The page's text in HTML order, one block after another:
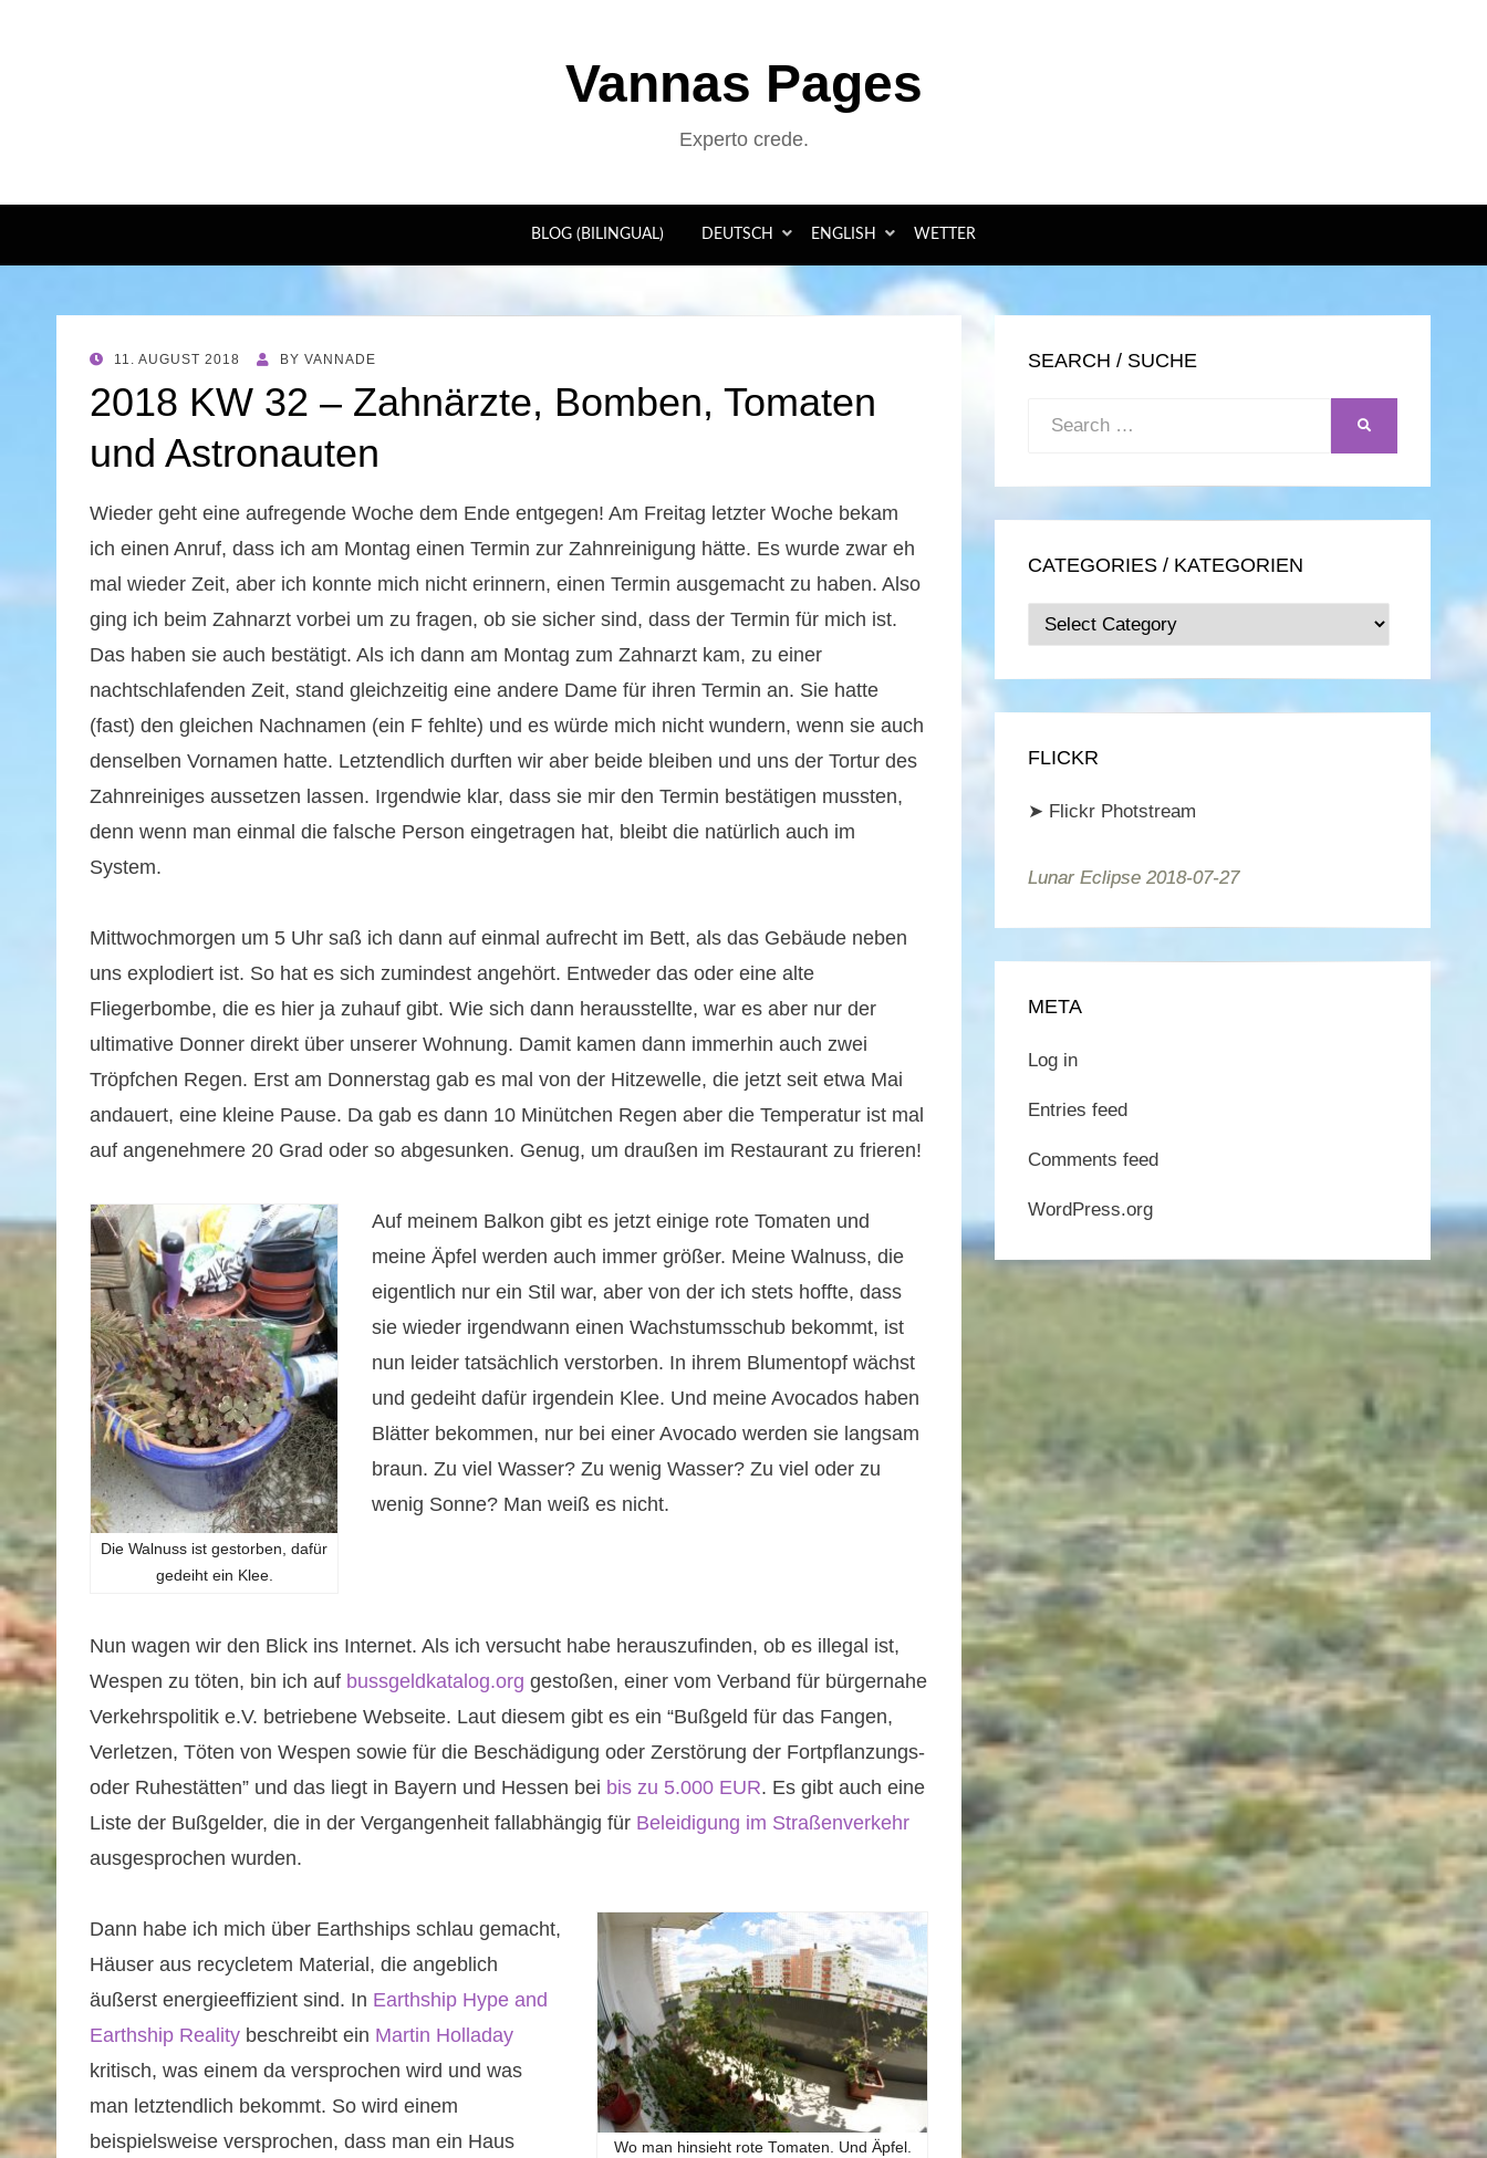
Vannas Pages
Experto crede.
BLOG (BILINGUAL) DEUTSCH ENGLISH WETTER
POSTED
11. AUGUST 2018 BY VANNADE
2018 KW 32 – Zahnärzte, Bomben, Tomaten
und Astronauten
Wieder geht eine aufregende Woche dem Ende entgegen! Am Freitag letzter Woche bekam
ich einen Anruf, dass ich am Montag einen Termin zur Zahnreinigung hätte. Es wurde zwar eh
mal wieder Zeit, aber ich konnte mich nicht erinnern, einen Termin ausgemacht zu haben. Also
ging ich beim Zahnarzt vorbei um zu fragen, ob sie sicher sind, dass der Termin für mich ist.
Das haben sie auch bestätigt. Als ich dann am Montag zum Zahnarzt kam, zu einer
nachtschlafenden Zeit, stand gleichzeitig eine andere Dame für ihren Termin an. Sie hatte
(fast) den gleichen Nachnamen (ein F fehlte) und es würde mich nicht wundern, wenn sie auch
denselben Vornamen hatte. Letztendlich durften wir aber beide bleiben und uns der Tortur des
Zahnreiniges aussetzen lassen. Irgendwie klar, dass sie mir den Termin bestätigen mussten,
denn wenn man einmal die falsche Person eingetragen hat, bleibt die natürlich auch im
System.
Mittwochmorgen um 5 Uhr saß ich dann auf einmal aufrecht im Bett, als das Gebäude neben
uns explodiert ist. So hat es sich zumindest angehört. Entweder das oder eine alte
Fliegerbombe, die es hier ja zuhauf gibt. Wie sich dann herausstellte, war es aber nur der
ultimative Donner direkt über unserer Wohnung. Damit kamen dann immerhin auch zwei
Tröpfchen Regen. Erst am Donnerstag gab es mal von der Hitzewelle, die jetzt seit etwa Mai
andauert, eine kleine Pause. Da gab es dann 10 Minütchen Regen aber die Temperatur ist mal
auf angenehmere 20 Grad oder so abgesunken. Genug, um draußen im Restaurant zu frieren!
Die Walnuss ist gestorben, dafür
gedeiht ein Klee.
Auf meinem Balkon gibt es jetzt einige rote Tomaten und
meine Äpfel werden auch immer größer. Meine Walnuss, die
eigentlich nur ein Stil war, aber von der ich stets hoffte, dass
sie wieder irgendwann einen Wachstumsschub bekommt, ist
nun leider tatsächlich verstorben. In ihrem Blumentopf wächst
und gedeiht dafür irgendein Klee. Und meine Avocados haben
Blätter bekommen, nur bei einer Avocado werden sie langsam
braun. Zu viel Wasser? Zu wenig Wasser? Zu viel oder zu
wenig Sonne? Man weiß es nicht.
Nun wagen wir den Blick ins Internet. Als ich versucht habe herauszufinden, ob es illegal ist,
Wespen zu töten, bin ich auf bussgeldkatalog.org gestoßen, einer vom Verband für bürgernahe
Verkehrspolitik e.V. betriebene Webseite. Laut diesem gibt es ein “Bußgeld für das Fangen,
Verletzen, Töten von Wespen sowie für die Beschädigung oder Zerstörung der Fortpflanzungs-
oder Ruhestätten” und das liegt in Bayern und Hessen bei bis zu 5.000 EUR. Es gibt auch eine
Liste der Bußgelder, die in der Vergangenheit fallabhängig für Beleidigung im Straßenverkehr
ausgesprochen wurden.
Wo man hinsieht rote Tomaten. Und Äpfel.
Dann habe ich mich über Earthships schlau gemacht,
Häuser aus recycletem Material, die angeblich
äußerst energieeffizient sind. In Earthship Hype and
Earthship Reality beschreibt ein Martin Holladay
kritisch, was einem da versprochen wird und was
man letztendlich bekommt. So wird einem
beispielsweise versprochen, dass man ein Haus
SEARCH / SUCHE
Search
CATEGORIES / KATEGORIEN
Categories
/
Kategorien
FLICKR
➤ Flickr Photstream
Lunar Eclipse 2018-07-27
META
Log in
Entries feed
Comments feed
WordPress.org